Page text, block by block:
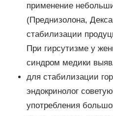
применение
(Преднизолона,
стабилизации
При гирсутизме у
синдром медики
для стабилизации
эндокринолог
употребления